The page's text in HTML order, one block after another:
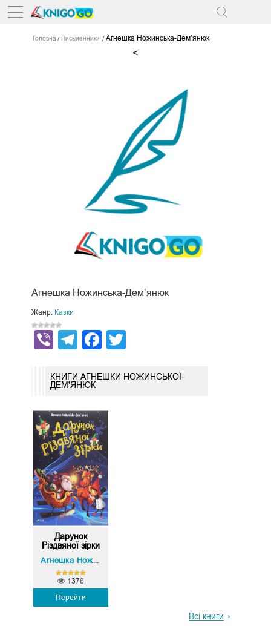
Головна Письменники Агнешка Ножинська-Дем’янюк
<
Агнешка Ножинська-Дем’янюк
Жанр: Казки
ViberTelegram
Facebook
КНИГИ АГНЕШКИ НОЖИНСЬКОЇ-
ДЕМ'ЯНЮК
Дарунок
Різдвяної зірки
Перейти
1376
Всі книги